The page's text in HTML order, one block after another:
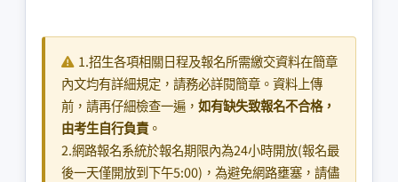
1.招生各項相關日程及報名所需繳交資料在簡章
內文均有詳細規定，請務必詳閱簡章。資料上傳
前，請再仔細檢查一遍， 如有缺失致報名不合格，
由考生自行負責。
2.網路報名系統於報名期限內為24小時開放(報名最
後一天僅開放到下午5:00)，為避免網路壅塞，請儘